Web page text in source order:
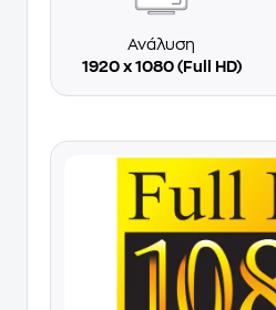
Ανάλυση
1920 x 1080 (Full HD)